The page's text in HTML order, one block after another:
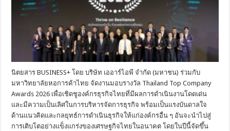
นิตยสาร BUSINESS+ โดย บริษัท เออาร์ไอพี จำกัด (มหาชน) ร่วมกับ
มหาวิทยาลัยหอการค้าไทย จัดงานมอบรางวัล Thailand Top Company
Awards 2026 เพื่อเชิดชูองค์กรธุรกิจไทยที่มีผลการดำเนินงานโดดเด่น
และมีความเป็นเลิศในการบริหารจัดการธุรกิจ พร้อมเป็นแรงบันดาลใจ
ด้านแนวคิดและกลยุทธ์การดำเนินธุรกิจให้แก่องค์กรอื่น ๆ อันจะนำไปสู่
การเติบโตอย่างแข็งแกร่งของเศรษฐกิจไทยในอนาคต โดยในปีนี้จัดขึ้น